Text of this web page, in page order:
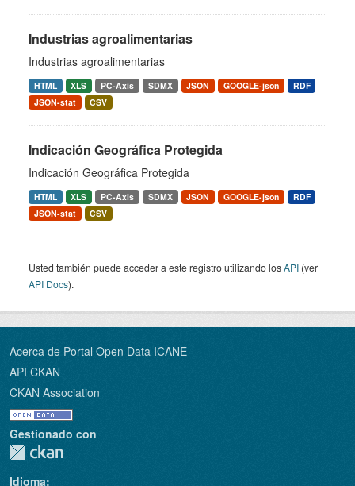
Industrias agroalimentarias
Industrias agroalimentarias
HTML XLS PC-Axis SDMX JSON GOOGLE-json
RDF
JSON-stat
CSV
Indicación Geográfica Protegida
Indicación Geográfica Protegida
HTML XLS PC-Axis SDMX JSON GOOGLE-json
RDF
JSON-stat
CSV
Usted también puede acceder a este registro utilizando losAPI (ver
API Docs).
Acerca de Portal Open Data ICANE
API CKAN
CKAN Association
Gestionado con
Idioma